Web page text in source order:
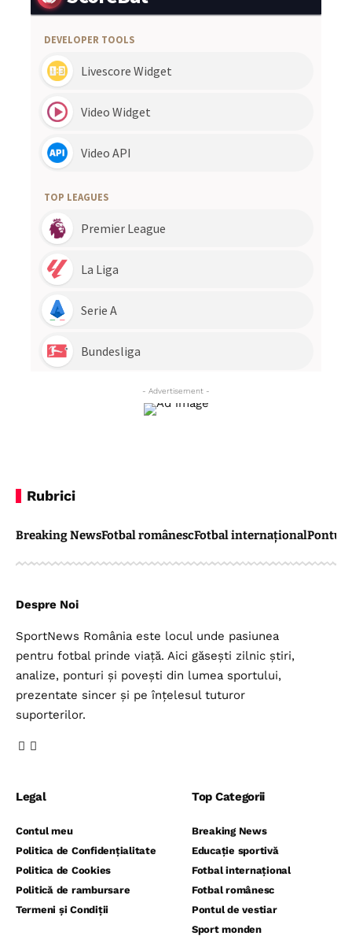
- Advertisement -
Rubrici
Breaking NewsFotbal românescFotbal internaționalPontul
Despre Noi
SportNews România este locul unde pasiunea
pentru fotbal prinde viață. Aici găsești zilnic știri,
analize, ponturi și povești din lumea sportului,
prezentate sincer și pe înțelesul tuturor
suporterilor.
Legal
Contul meu
Politica de Confidențialitate
Politica de Cookies
Politică de rambursare
Termeni și Condiții
Top Categorii
Breaking News
Educație sportivă
Fotbal internațional
Fotbal românesc
Pontul de vestiar
Sport monden